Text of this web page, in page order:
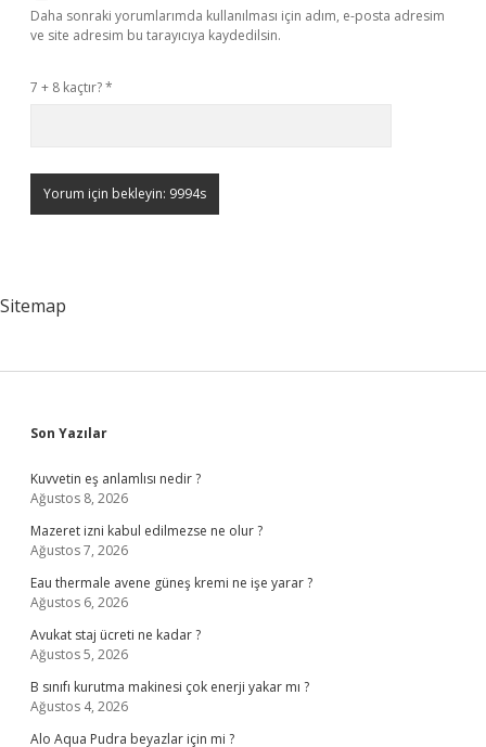
Daha sonraki yorumlarımda kullanılması için adım, e-posta adresim
ve site adresim bu tarayıcıya kaydedilsin.
7 + 8 kaçtır?*
Sitemap
Sidebar
Son Yazılar
Kuvvetin eş anlamlısı nedir ?
Ağustos 8, 2026
Mazeret izni kabul edilmezse ne olur ?
Ağustos 7, 2026
Eau thermale avene güneş kremi ne işe yarar ?
Ağustos 6, 2026
Avukat staj ücreti ne kadar ?
Ağustos 5, 2026
B sınıfı kurutma makinesi çok enerji yakar mı ?
Ağustos 4, 2026
Alo Aqua Pudra beyazlar için mi ?